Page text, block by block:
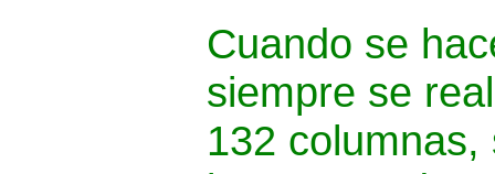
Cuando se
siempre se
132